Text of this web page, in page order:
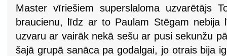
Master vīriešiem superslaloma uzvarētājs
braucienu, līdz ar to Paulam Stēgam nebija
uzvaru ar vairāk nekā sešu ar pusi sekunžu
šajā grupā sanāca pa godalgai, jo otrais bija